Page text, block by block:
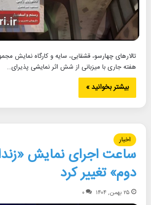
تالارهای چهارسو، قشقایی، سایه و کارگاه نمایش
هفته جاری با میزبانی از شش اثر نمایشی پذیرای…
بیشتر بخوانید »
اخبار
ساعت اجرای نمایش
دوم» تغییر کرد
۲۵ بهمن, ۱۴۰۴ ۰